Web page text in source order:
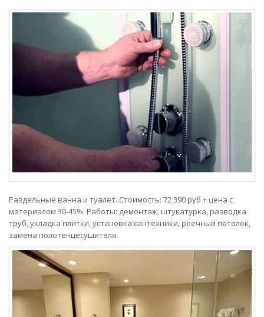
Раздельные ванна и туалет. Стоимость: 72 390 руб + цена с
материалом 30-45%. Работы: демонтаж, штукатурка, разводка
труб, укладка плитки, установка сантехники, реечный потолок,
замена полотенцесушителя.